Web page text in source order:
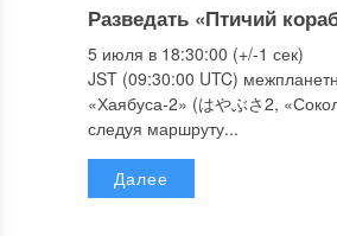
Разведать «Птичий
5 июля в 18:30:00 (+/-1 сек)
JST (09:30:00 UTC)
«Хаябуса-2» (はやぶさ2,
следуя маршруту...
Далее